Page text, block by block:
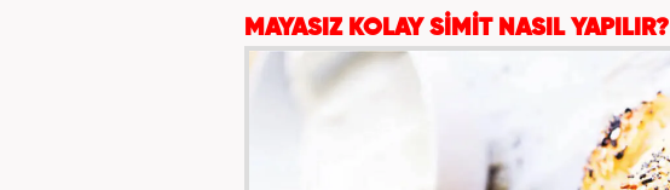
MAYASIZ KOLAY SİMİT NASIL YAPILIR?